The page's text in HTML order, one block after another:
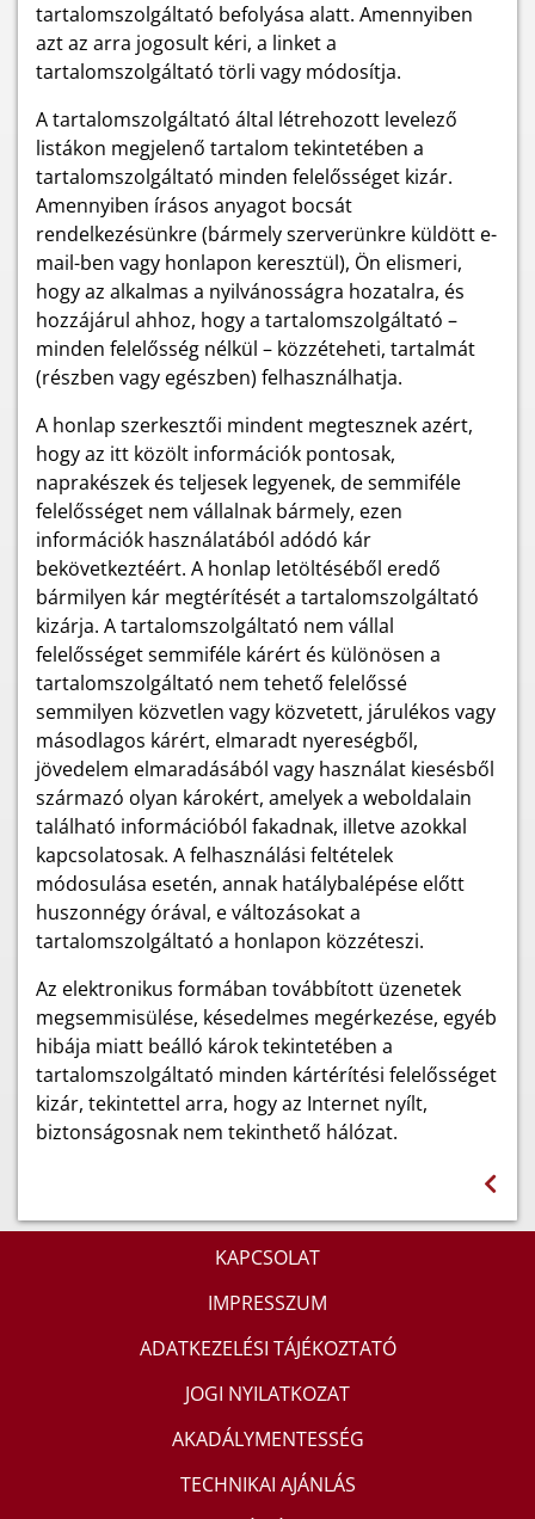
tartalomszolgáltató befolyása alatt. Amennyiben
azt az arra jogosult kéri, a linket a
tartalomszolgáltató törli vagy módosítja.
A tartalomszolgáltató által létrehozott levelező
listákon megjelenő tartalom tekintetében a
tartalomszolgáltató minden felelősséget kizár.
Amennyiben írásos anyagot bocsát
rendelkezésünkre (bármely szerverünkre küldött e-
mail-ben vagy honlapon keresztül), Ön elismeri,
hogy az alkalmas a nyilvánosságra hozatalra, és
hozzájárul ahhoz, hogy a tartalomszolgáltató –
minden felelősség nélkül – közzéteheti, tartalmát
(részben vagy egészben) felhasználhatja.
A honlap szerkesztői mindent megtesznek azért,
hogy az itt közölt információk pontosak,
naprakészek és teljesek legyenek, de semmiféle
felelősséget nem vállalnak bármely, ezen
információk használatából adódó kár
bekövetkeztéért. A honlap letöltéséből eredő
bármilyen kár megtérítését a tartalomszolgáltató
kizárja. A tartalomszolgáltató nem vállal
felelősséget semmiféle kárért és különösen a
tartalomszolgáltató nem tehető felelőssé
semmilyen közvetlen vagy közvetett, járulékos vagy
másodlagos kárért, elmaradt nyereségből,
jövedelem elmaradásából vagy használat kiesésből
származó olyan károkért, amelyek a weboldalain
található információból fakadnak, illetve azokkal
kapcsolatosak. A felhasználási feltételek
módosulása esetén, annak hatálybalépése előtt
huszonnégy órával, e változásokat a
tartalomszolgáltató a honlapon közzéteszi.
Az elektronikus formában továbbított üzenetek
megsemmisülése, késedelmes megérkezése, egyéb
hibája miatt beálló károk tekintetében a
tartalomszolgáltató minden kártérítési felelősséget
kizár, tekintettel arra, hogy az Internet nyílt,
biztonságosnak nem tekinthető hálózat.
KAPCSOLAT
IMPRESSZUM
ADATKEZELÉSI TÁJÉKOZTATÓ
JOGI NYILATKOZAT
AKADÁLYMENTESSÉG
TECHNIKAI AJÁNLÁS